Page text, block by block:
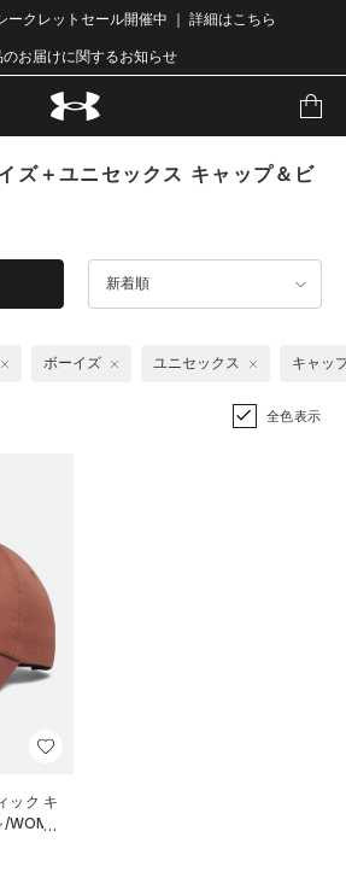
ークレットセール開催中 ｜ 詳細はこちら
のお届けに関するお知らせ
ズ＋ユニセックス キャップ＆ビ
新着順
ボーイズ ユニセックス キャッ
全色表示
ック キ